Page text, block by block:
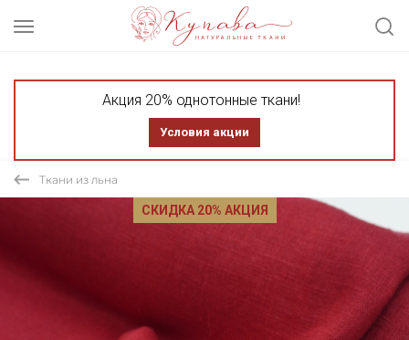
Акция 20% однотонные ткани!
Условия акции
Ткани из льна
СКИДКА 20% АКЦИЯ